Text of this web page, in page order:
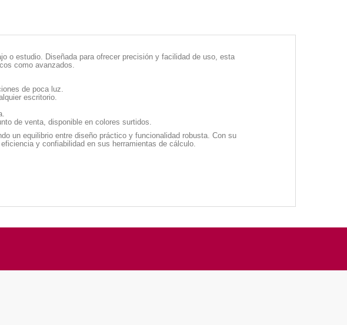
o estudio. Diseñada para ofrecer precisión y facilidad de uso, esta
como avanzados.
de poca luz.
escritorio.
de venta, disponible en colores surtidos.
un equilibrio entre diseño práctico y funcionalidad robusta. Con su
y confiabilidad en sus herramientas de cálculo.